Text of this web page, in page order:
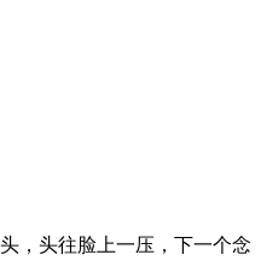
，头往脸上一压，下一个念